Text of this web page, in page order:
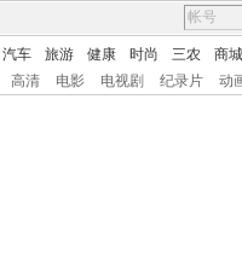
汽车 旅游 健康 时尚 三农 商城
高清 电影 电视剧 纪录片 动